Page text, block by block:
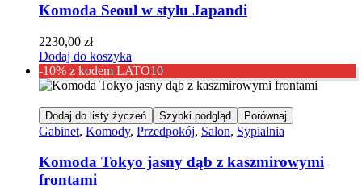
Komoda Seoul w stylu Japandi
2230,00 zł
Dodaj do koszyka
-10% z kodem LATO10
Dodaj do listy życzeń Szybki podgląd Porównaj
Gabinet, Komody, Przedpokój, Salon, Sypialnia
Komoda Tokyo jasny dąb z kaszmirowymi
frontami